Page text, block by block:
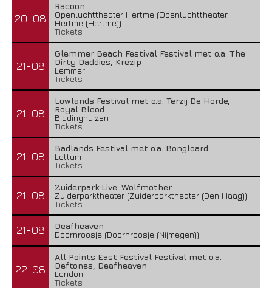
20-08
Racoon
Openluchttheater Hertme (Openluchttheater
Hertme (Hertme))
Tickets
21-08
Glemmer Beach Festival Festival met o.a. The
Dirty Daddies, Krezip
Lemmer
Tickets
21-08
Lowlands Festival met o.a. Terzij De Horde,
Royal Blood
Biddinghuizen
Tickets
21-08
Badlands Festival met o.a. Bongloard
Lottum
Tickets
21-08
Zuiderpark Live: Wolfmother
Zuiderparktheater (Zuiderparktheater (Den Haag))
Tickets
21-08
Deafheaven
Doornroosje (Doornroosje (Nijmegen))
22-08
All Points East Festival Festival met o.a.
Deftones, Deafheaven
London
Tickets